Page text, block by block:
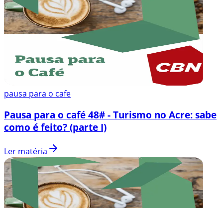
pausa para o cafe
Pausa para o café 48# - Turismo no Acre: sabe
como é feito? (parte I)
Ler matéria